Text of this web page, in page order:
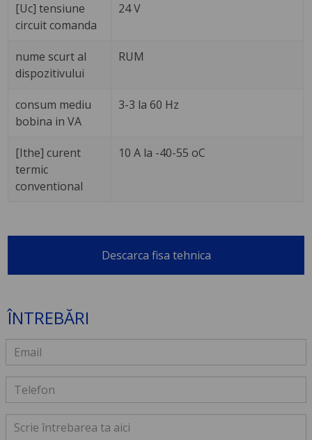
[Uc] tensiune
circuit comanda
24 V
nume scurt al
dispozitivului
RUM
consum mediu
bobina in VA
3-3 la 60 Hz
[Ithe] curent
termic
conventional
10 A la -40-55 oC
Descarca fisa tehnica
ÎNTREBĂRI